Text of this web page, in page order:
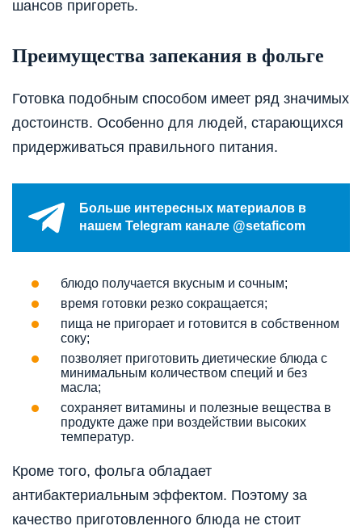
шансов пригореть.
Преимущества запекания в фольге
Готовка подобным способом имеет ряд значимых
достоинств. Особенно для людей, старающихся
придерживаться правильного питания.
Больше интересных материалов в
нашем Telegram канале @setaficom
блюдо получается вкусным и сочным;
время готовки резко сокращается;
пища не пригорает и готовится в собственном
соку;
позволяет приготовить диетические блюда с
минимальным количеством специй и без
масла;
сохраняет витамины и полезные вещества в
продукте даже при воздействии высоких
температур.
Кроме того, фольга обладает
антибактериальным эффектом. Поэтому за
качество приготовленного блюда не стоит